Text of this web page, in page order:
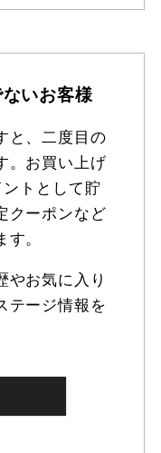
いお客様
と、二度目の
。お買い上げ
トとして貯
クーポンなど
。
やお気に入り
テージ情報を